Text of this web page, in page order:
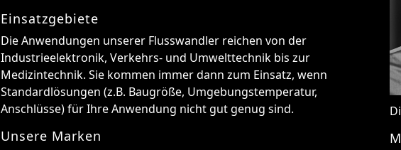
Einsatzgebiete
Die Anwendungen unserer Flusswandler reichen von der
Industrieelektronik, Verkehrs- und Umwelttechnik bis zur
Medizintechnik. Sie kommen immer dann zum Einsatz, wenn
Standardlösungen (z.B. Baugröße, Umgebungstemperatur,
Anschlüsse) für Ihre Anwendung nicht gut genug sind.
Unsere Marken